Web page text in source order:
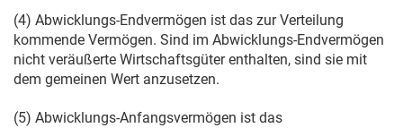
(4) Abwicklungs-Endvermögen ist das zur Verteilung
kommende Vermögen. Sind im Abwicklungs-Endvermögen
nicht veräußerte Wirtschaftsgüter enthalten, sind sie mit
dem gemeinen Wert anzusetzen.
(5) Abwicklungs-Anfangsvermögen ist das